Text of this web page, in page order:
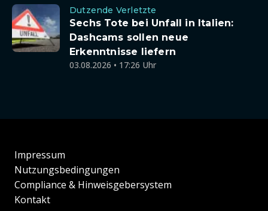
Dutzende Verletzte
Sechs Tote bei Unfall in Italien:
Dashcams sollen neue
Erkenntnisse liefern
03.08.2026 • 17:26 Uhr
Impressum
Nutzungsbedingungen
Compliance & Hinweisgebersystem
Kontakt